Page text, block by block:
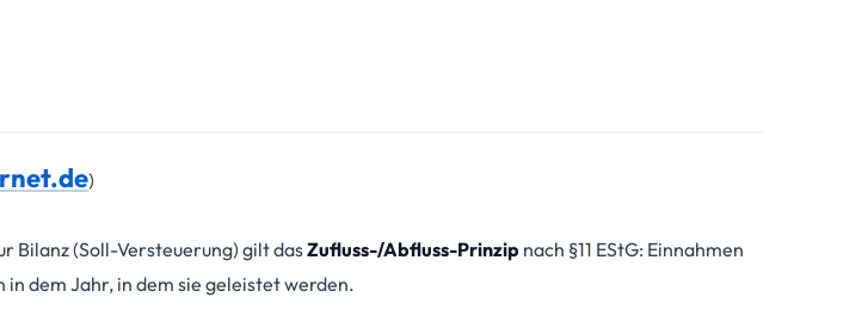
)
Bilanz (Soll-Versteuerung) gilt dasZufluss-/Abfluss-Prinzip nach §11 EStG: Einnahmen
in dem Jahr, in dem sie geleistet werden.